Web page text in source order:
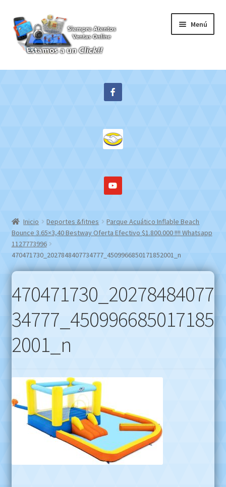
Ir
a
la
navegación
Ir
al
contenido
Menú
Inicio
Inicio Deportes &fitnes
Parque Acuático Inflable Beach
Bounce 3.65×3,40 Bestway Oferta Efectivo $1.800.000 !!!! Whatsapp
1127773996
470471730_2027848407734777_4509966850171852001_n
470471730_20278484077
34777_450996685017185
2001_n